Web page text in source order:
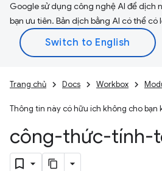
Google sử dụng công nghệ AI để dịch
bạn ưu tiên. Bản dịch bằng AI có thể có
Trang chủ Docs Workbox
Thông tin này có hữu ích không cho bạn
công-thức-tính-